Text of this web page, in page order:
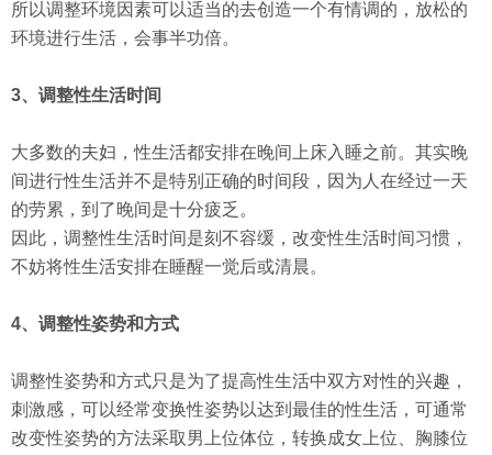
所以调整环境因素可以适当的去创造一个有情调的，放松的
环境进行生活，会事半功倍。
3、调整性生活时间
大多数的夫妇，性生活都安排在晚间上床入睡之前。其实晚
间进行性生活并不是特别正确的时间段，因为人在经过一天
的劳累，到了晚间是十分疲乏。
因此，调整性生活时间是刻不容缓，改变性生活时间习惯，
不妨将性生活安排在睡醒一觉后或清晨。
4、调整性姿势和方式
调整性姿势和方式只是为了提高性生活中双方对性的兴趣，
刺激感，可以经常变换性姿势以达到最佳的性生活，可通常
改变性姿势的方法采取男上位体位，转换成女上位、胸膝位